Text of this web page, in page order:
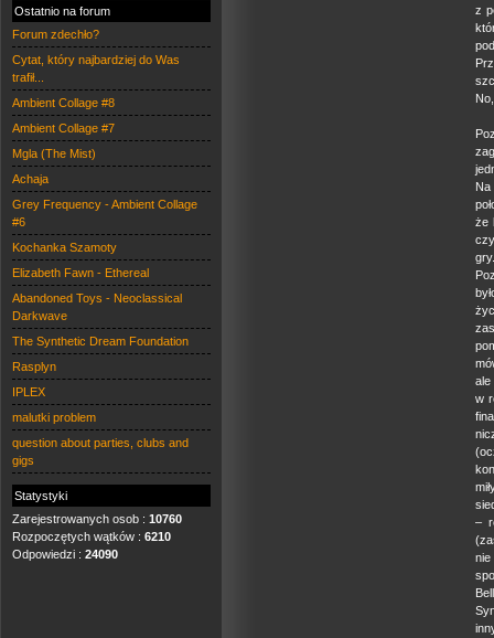
Ostatnio na forum
Forum zdechło?
Cytat, który najbardziej do Was
trafił...
Ambient Collage #8
Ambient Collage #7
Mgla (The Mist)
Achaja
Grey Frequency - Ambient Collage
#6
Kochanka Szamoty
Elizabeth Fawn - Ethereal
Abandoned Toys - Neoclassical
Darkwave
The Synthetic Dream Foundation
Rasplyn
IPLEX
malutki problem
question about parties, clubs and
gigs
Statystyki
Zarejestrowanych osob : 10760
Rozpoczętych wątków : 6210
Odpowiedzi : 24090
z
że
ale
w
–
nie